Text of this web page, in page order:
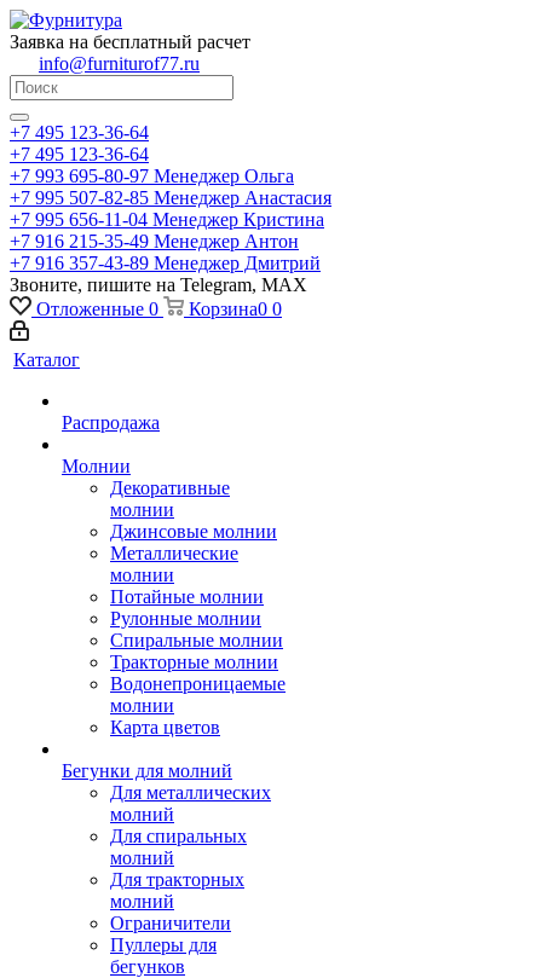
Заявка на бесплатный расчет
info@furniturof77.ru
+7 495 123-36-64
+7 495 123-36-64
+7 993 695-80-97 Менеджер Ольга
+7 995 507-82-85 Менеджер Анастасия
+7 995 656-11-04 Менеджер Кристина
+7 916 215-35-49 Менеджер Антон
+7 916 357-43-89 Менеджер Дмитрий
Звоните, пишите на Telegram, MAX
Отложенные 0 Корзина0 0
Каталог
Распродажа
Молнии
Декоративные
молнии
Джинсовые молнии
Металлические
молнии
Потайные молнии
Рулонные молнии
Спиральные молнии
Тракторные молнии
Водонепроницаемые
молнии
Карта цветов
Бегунки для молний
Для металлических
молний
Для спиральных
молний
Для тракторных
молний
Ограничители
Пуллеры для
бегунков